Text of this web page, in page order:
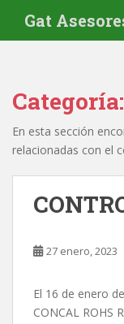
i
Gat
Categoría:
En esta sección
relacionadas con el
27 enero, 2023
El 16 de enero
CONCAL ROHS